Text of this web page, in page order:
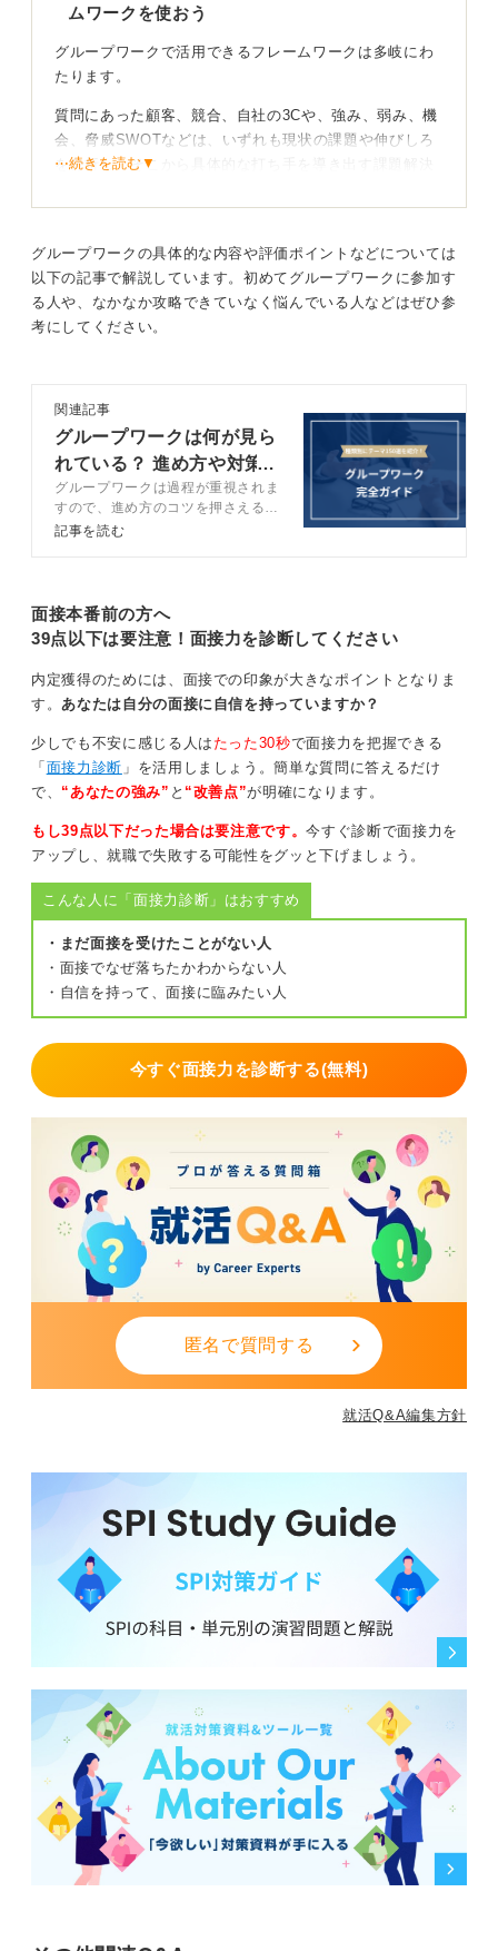
ムワークを使おう
グループワークで活用できるフレームワークは多岐にわ
たります。
質問にあった顧客、競合、自社の3Cや、強み、弱み、機
会、脅威SWOTなどは、いずれも現状の課題や伸びしろ
を分析し、そこから具体的な打ち手を導き出す課題解決
ークを使うのかによって、適用すべきものは異なりま
す。
たとえば、新しいアイデアを広げたいアイデア創出型の
その際はKJ法のように、まず自由に意見を出し尽くし、
後からそれらを分類、整理するアプローチが適していま
す。
目的設定から最終決定ままで5ステップで議論が進め
よう
使うべきか判断できない場合でも、心配は要りません。
どのような課題であっても、まず目的を設定し、次に現
設定と最終案の決定という5つのステップを意識すること
で、論理的に議論を進めることができます。
この大枠の流れは、どのフレームワークを使う場合でも
常に何のために、どの思考の道具を選ぶかという視点を
持つことが、質の高いアウトプットへの近道です。5つの
ステップを書き出すだけで、論理的に議論を進めること
ができます。
0
⋯続きを読む▼
グループワークの具体的な内容や評価ポイントなどについては
以下の記事で解説しています。初めてグループワークに参加す
る人や、なかなか攻略できていなく悩んでいる人などはぜひ参
考にしてください。
関連記事
グループワークは何が見ら
れている？ 進め方や対策
など徹底解説
グループワークは過程が重視されま
すので、進め方のコツを押さえるこ
とが重要です。グループワークの心
す。
記事を読む
面接本番前の方へ
39点以下は要注意！面接力を診断してください
内定獲得のためには、面接での印象が大きなポイントとなりま
す。あなたは自分の面接に自信を持っていますか？
少しでも不安に感じる人は たった30秒で面接力を把握できる
「 面接力診断 」を活用しましょう。簡単な質問に答えるだけ
で、 “あなたの強み” と “改善点”が明確になります。
もし39点以下だった場合は要注意です。今すぐ診断で面接力を
アップし、就職で失敗する可能性をグッと下げましょう。
こんな人に「面接力診断」はおすすめ
・まだ面接を受けたことがない人
・面接でなぜ落ちたかわからない人
・自信を持って、面接に臨みたい人
今すぐ面接力を診断する(無料)
匿名で質問する
就活Q&A編集方針